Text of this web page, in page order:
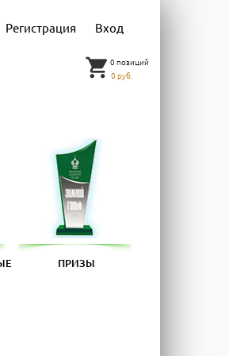
Регистрация Вход
shopping_cart 0 позиций
0 руб.
ПРИЗЫ